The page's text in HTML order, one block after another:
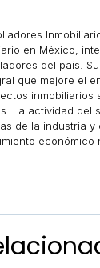
en México,
del país.
que mejore el
inmobiliarios
La actividad del
de la industria y
económico